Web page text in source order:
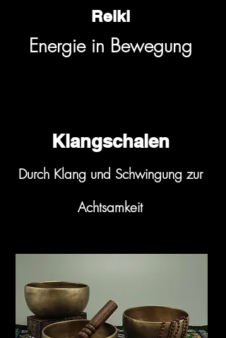
Reiki
Energie in Bewegung
Klangschalen
Durch Klang und Schwingung zur
Achtsamkeit